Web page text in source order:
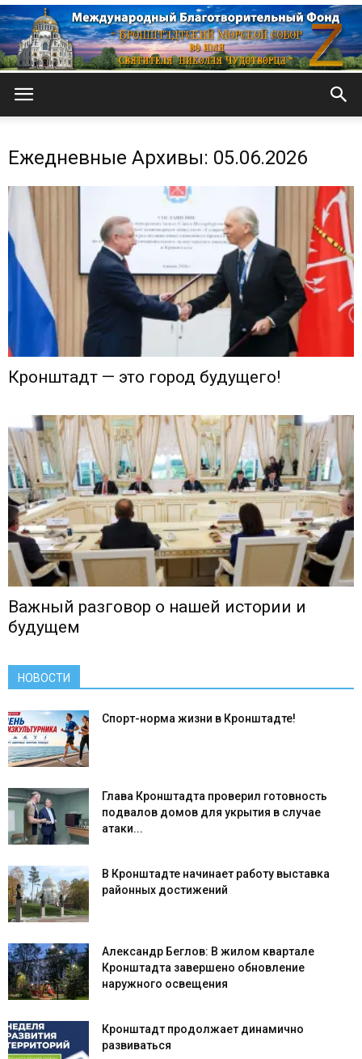
собор
Ежедневные Архивы: 05.06.2026
Кронштадт — это город будущего!
Важный разговор о нашей истории и
будущем
НОВОСТИ
Спорт-норма жизни в Кронштадте!
Глава Кронштадта проверил готовность
подвалов домов для укрытия в случае
атаки...
В Кронштадте начинает работу выставка
районных достижений
Александр Беглов: В жилом квартале
Кронштадта завершено обновление
наружного освещения
Кронштадт продолжает динамично
развиваться